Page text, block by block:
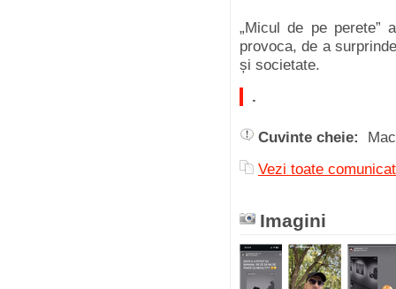
„Micul de pe perete”
provoca, de a
și societate.
.
Cuvinte cheie:
Vezi toate
Imagini